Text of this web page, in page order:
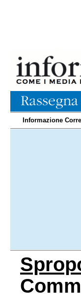
Informazione